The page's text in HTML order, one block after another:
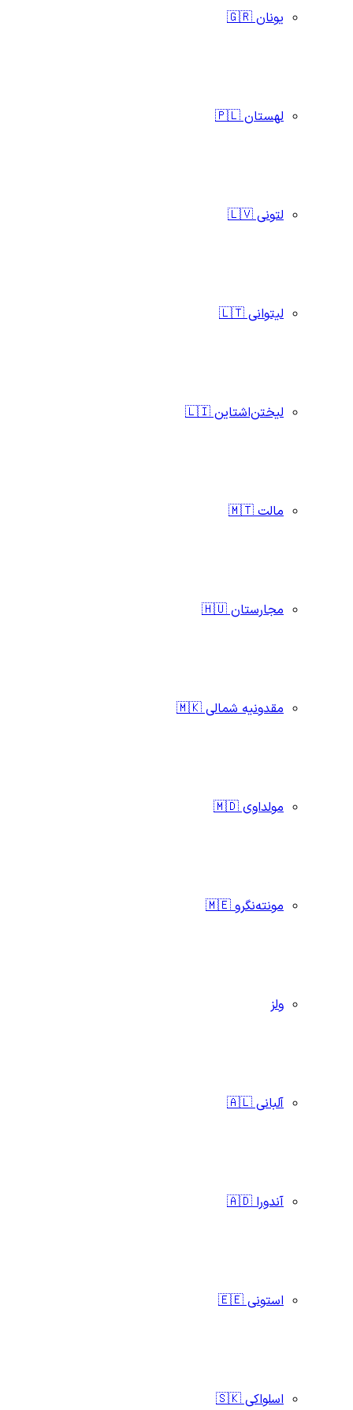
یونان 🇬🇷
لهستان 🇵🇱
لتونی 🇱🇻
لیتوانی 🇱🇹
لیختن‌اشتاین 🇱🇮
مالت 🇲🇹
مجارستان 🇭🇺
مقدونیه شمالی 🇲🇰
مولداوی 🇲🇩
مونته‌نگرو 🇲🇪
ولز
آلبانی 🇦🇱
آندورا 🇦🇩
استونی 🇪🇪
اسلواکی 🇸🇰